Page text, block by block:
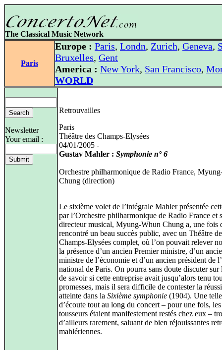
The Classical Music Network
Paris
Europe : Paris, Londn, Zurich, Geneva,
Bruxelles, Gent
America : New York, San Francisco,
WORLD
Newsletter
Your email :
Retrouvailles
Paris
Théâtre des Champs-Elysées
04/01/2005 -
Gustav Mahler : Symphonie n° 6
Orchestre philharmonique de Radio France,
Chung (direction)
Le sixième volet de l’intégrale Mahler présentée
par l’Orchestre philharmonique de Radio France et
directeur musical, Myung-Whun Chung a, une fois
rencontré un beau succès public, avec un Théâtre
Champs-Elysées complet, où l’on pouvait relever
la présence d’un ancien Premier ministre, d’un
ministre de l’économie et d’un ancien président de
national de Paris. On pourra sans doute discuter sur
de savoir si cette entreprise avait jusqu’alors tenu
promesses, mais il sera difficile de contester la
atteinte dans la Sixième symphonie (1904). Une
d’écoute tout au long du concert – pour une fois, les
tousseurs étaient manifestement restés chez eux –
d’ailleurs rarement, saluant de bien réjouissantes
mahlériennes.